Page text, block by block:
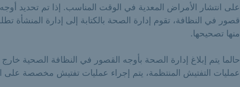
على انتشار الأمراض المعدية في الوقت المناسب. إذا تم تحديد أوجه
قصور في النظافة، تقوم إدارة الصحة بالكتابة إلى إدارة المنشأة
منها تصحيحها.
حالما يتم إبلاغ إدارة الصحة بأوجه القصور في النظافة الصحية
عمليات التفتيش المنتظمة، يتم إجراء عمليات تفتيش مخصصة على